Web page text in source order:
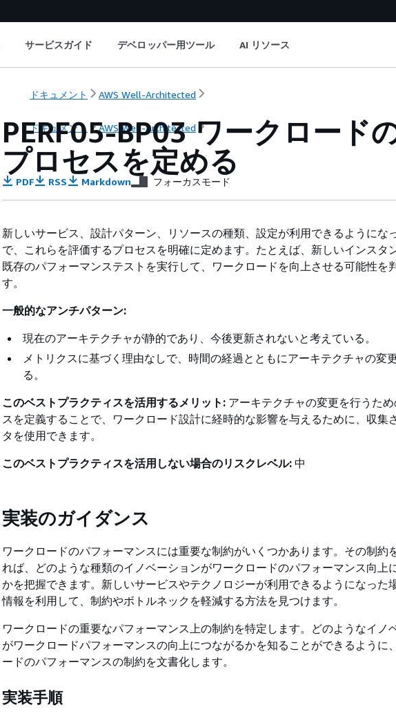
サービスガイド デベロッパー用ツール AI リソース
ドキュメント AWS Well-Architected
ドキュメント AWS Well-Architected
PERF05-BP03 ワークロード
プロセスを定める
PDF RSS Markdown フォーカスモード
新しいサービス、設計パターン、リソースの種類、設定が利用できるようにな
で、これらを評価するプロセスを明確に定めます。たとえば、新しいインスタ
既存のパフォーマンステストを実行して、ワークロードを向上させる可能性を
す。
一般的なアンチパターン:
現在のアーキテクチャが静的であり、今後更新されないと考えている。
メトリクスに基づく理由なしで、時間の経過とともにアーキテクチャの変
る。
このベストプラクティスを活用するメリット: アーキテクチャの変更を行うた
スを定義することで、ワークロード設計に経時的な影響を与えるために、収集
タを使用できます。
このベストプラクティスを活用しない場合のリスクレベル: 中
実装のガイダンス
ワークロードのパフォーマンスには重要な制約がいくつかあります。その制約
れば、どのような種類のイノベーションがワークロードのパフォーマンス向上
かを把握できます。新しいサービスやテクノロジーが利用できるようになった
情報を利用して、制約やボトルネックを軽減する方法を見つけます。
ワークロードの重要なパフォーマンス上の制約を特定します。どのようなイノ
がワークロードパフォーマンスの向上につながるかを知ることができるように
ードのパフォーマンスの制約を文書化します。
実装手順